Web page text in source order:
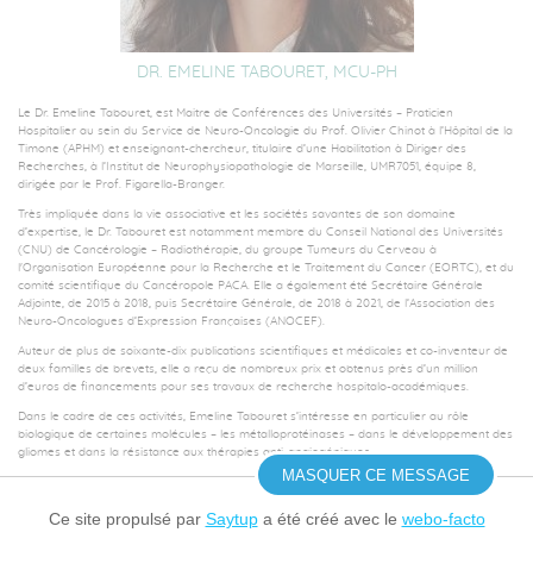
Ce site propulsé par Saytupa été créé avec le webo-facto
MASQUER CE MESSAGE
DR. EMELINE TABOURET, MCU-PH
Le Dr. Emeline Tabouret, est Maitre de Conférences des Universités – Praticien
Hospitalier au sein du Service de Neuro-Oncologie du Prof. Olivier Chinot à l’Hôpital de la
Timone (APHM) et enseignant-chercheur, titulaire d’une Habilitation à Diriger des
Recherches, à l’Institut de Neurophysiopathologie de Marseille, UMR7051, équipe 8,
dirigée par le Prof. Figarella-Branger.
Très impliquée dans la vie associative et les sociétés savantes de son domaine
d’expertise, le Dr. Tabouret est notamment membre du Conseil National des Universités
(CNU) de Cancérologie – Radiothérapie, du groupe Tumeurs du Cerveau à
l'Organisation Européenne pour la Recherche et le Traitement du Cancer (EORTC), et du
comité scientifique du Cancéropole PACA. Elle a également été Secrétaire Générale
Adjointe, de 2015 à 2018, puis Secrétaire Générale, de 2018 à 2021, de l’Association des
Neuro-Oncologues d’Expression Françaises (ANOCEF).
Auteur de plus de soixante-dix publications scientifiques et médicales et co-inventeur de
deux familles de brevets, elle a reçu de nombreux prix et obtenus près d’un million
d’euros de financements pour ses travaux de recherche hospitalo-académiques.
Dans le cadre de ces activités, Emeline Tabouret s’intéresse en particulier au rôle
biologique de certaines molécules – les métalloprotéinases – dans le développement des
gliomes et dans la résistance aux thérapies anti-angiogéniques.
Le Dr Emeline Tabouret est dipômé de médecine et docteur en sciences de la Faculté de